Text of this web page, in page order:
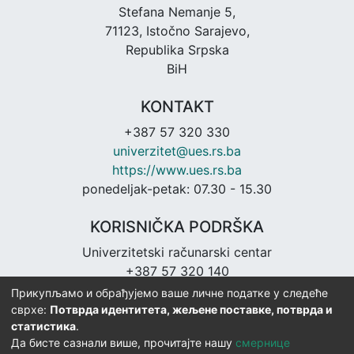
Stefana Nemanje 5,
71123, Istočno Sarajevo,
Republika Srpska
BiH
KONTAKT
+387 57 320 330
univerzitet@ues.rs.ba
https://www.ues.rs.ba
ponedeljak-petak: 07.30 - 15.30
KORISNIČKA PODRŠKA
Univerzitetski računarski centar
+387 57 320 140
urc@ues.rs.ba
https://urc.ues.rs.ba
Прикупљамо и обрађујемо ваше личне податке у следеће
сврхе: Потврда идентитета, жељене поставке, потврда и
статистика.
Да бисте сазнали више, прочитајте нашу смернице